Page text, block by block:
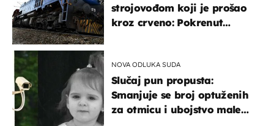
strojovođom koji je prošao
kroz crveno: Pokrenut
NOVA ODLUKA SUDA
Slučaj pun propusta:
Smanjuje se broj optuženih
za otmicu i ubojstvo male